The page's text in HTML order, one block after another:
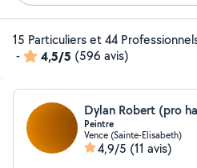
15 Particuliers et 44
-
4,5/5 (596 avis)
Dylan Robert (pro
Peintre
Vence (Sainte-Elisabeth)
4,9/5 (11 avis)